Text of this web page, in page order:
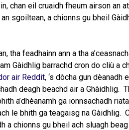
chan eil cruaidh fheum airson an
sgoiltean, a chionns gu bheil
tha feadhainn ann a tha
Gàidhlig barrachd cron do cliù a
air Reddit, ‘s dòcha gun dèanadh
deagh beachd air a Ghàidhlig.
a’dhèanamh ga ionnsachadh
le bhith ga teagaisg na Gàidhlig.
a chionns gu bheil ach sluagh